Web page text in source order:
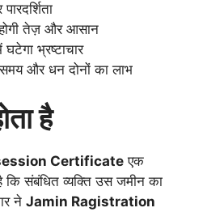
होगी तेज़ और आसान
घटेगा भ्रष्टाचार
समय और धन दोनों का लाभ
है
Certificate एक
कि संबंधित व्यक्ति उस जमीन का
ने Jamin Ragistration